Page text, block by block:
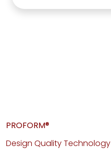
PROFORM®
Design Quality Technology